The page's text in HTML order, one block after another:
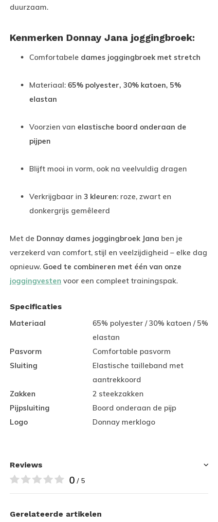
duurzaam.
Kenmerken Donnay Jana joggingbroek:
Comfortabele dames joggingbroek met stretch
Materiaal: 65% polyester, 30% katoen, 5%
elastan
Voorzien van elastische boord onderaan de
pijpen
Blijft mooi in vorm, ook na veelvuldig dragen
Verkrijgbaar in 3 kleuren: roze, zwart en
donkergrijs gemêleerd
Met de Donnay dames joggingbroek Jana ben je
verzekerd van comfort, stijl en veelzijdigheid – elke dag
opnieuw. Goed te combineren met één van onze
joggingvesten voor een compleet trainingspak.
Specificaties
Materiaal
65% polyester / 30% katoen / 5%
elastan
Pasvorm
Comfortable pasvorm
Sluiting
Elastische tailleband met
aantrekkoord
Zakken
2 steekzakken
Pijpsluiting
Boord onderaan de pijp
Logo
Donnay merklogo
Reviews
0 / 5
Gerelateerde artikelen